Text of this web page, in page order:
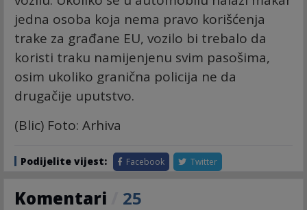
jedna osoba koja nema pravo korišćenja
trake za građane EU, vozilo bi trebalo da
koristi traku namijenjenu svim pasošima,
osim ukoliko granična policija ne da
drugačije uputstvo.
(Blic) Foto: Arhiva
Podijelite vijest: Facebook Twitter
Komentari 25